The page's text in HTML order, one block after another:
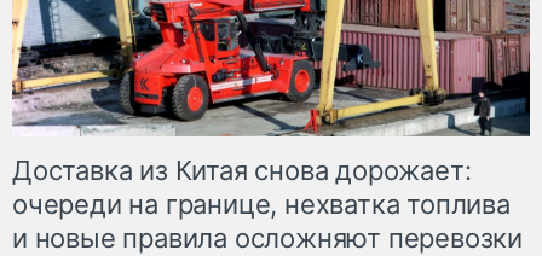
Доставка из Китая снова дорожает:
очереди на границе, нехватка топлива
и новые правила осложняют перевозки